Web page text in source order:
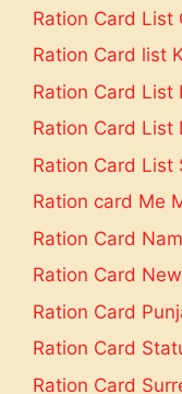
Ration Card List
Ration Card list
Ration Card List
Ration Card List
Ration Card List
Ration card Me
Ration Card
Ration Card
Ration Card
Ration Card
Ration Card